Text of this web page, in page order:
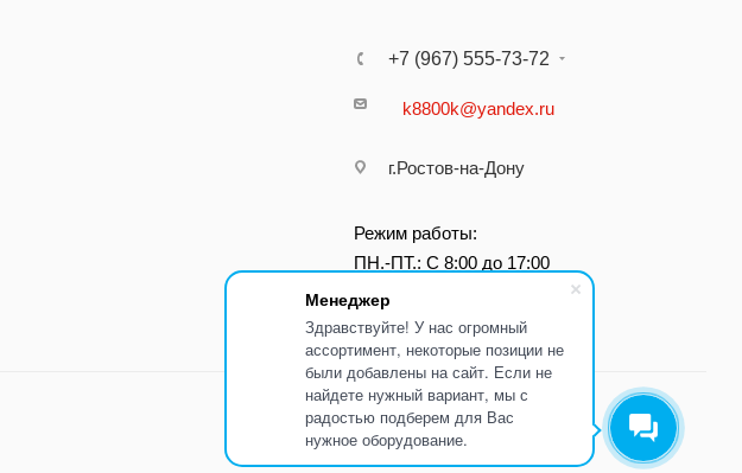
Менеджер
Здравствуйте! У нас огромный
ассортимент, некоторые позиции не
были добавлены на сайт. Если не
найдете нужный вариант, мы с
радостью подберем для Вас
нужное оборудование.
+7 (967) 555-73-72
k8800k@yandex.ru
г.Ростов-на-Дону
Режим работы:
ПН.-ПТ.: С 8:00 до 17:00